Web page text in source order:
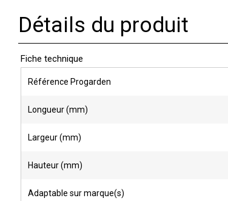
Détails du produit
Fiche technique
Référence Progarden
Longueur (mm)
Largeur (mm)
Hauteur (mm)
Adaptable sur marque(s)